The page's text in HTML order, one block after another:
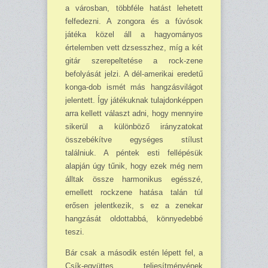
a városban, többféle hatást lehetett
felfedezni. A zongora és a fúvósok
játéka közel áll a hagyományos
értelemben vett dzsessz­hez, míg a két
gitár szerepeltetése a rock-zene
befolyását jelzi. A dél-amerikai eredetű
konga-dob ismét más hangzásvilágot
jelentett. Így játékuknak tulajdonképpen
arra kellett választ adni, hogy mennyire
sikerül a különböző irányzatokat
összebékítve egységes stílust
találniuk. A péntek esti fellépésük
alapján úgy tűnik, hogy ezek még nem
álltak össze harmonikus egésszé,
emellett rockzene hatása talán túl
erősen jelentkezik, s ez a zenekar
hangzását ol­dot­tabbá, könnyedebbé
teszi.
Bár csak a második estén lépett fel, a
Csík-együttes teljesítményének